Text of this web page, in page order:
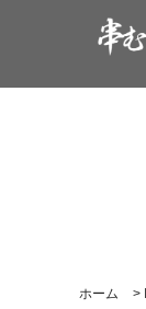
ホーム >